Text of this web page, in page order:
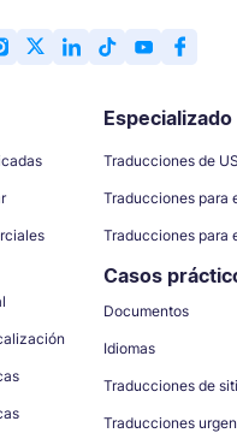
Especializado
Traducciones de
Traducciones para
Traducciones para
Casos
Documentos
Idiomas
Traducciones de
Traducciones